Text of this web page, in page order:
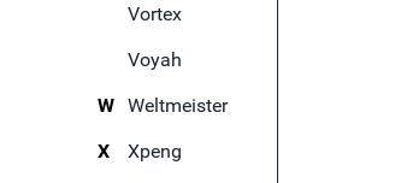
Vortex
Voyah
W Weltmeister
X
Xpeng